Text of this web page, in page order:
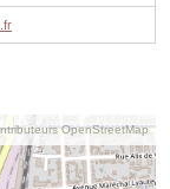
OpenStreetMap